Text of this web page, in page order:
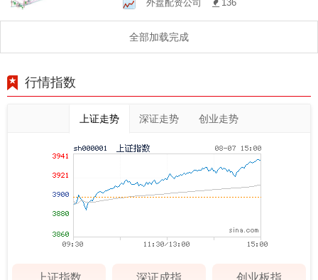
外盘配资公司 136
全部加载完成
行情指数
上证走势 深证走势 创业走势
上证指数 深证成指 创业板指